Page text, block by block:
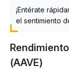
¡Entérate
el sentimiento
(AAVE)